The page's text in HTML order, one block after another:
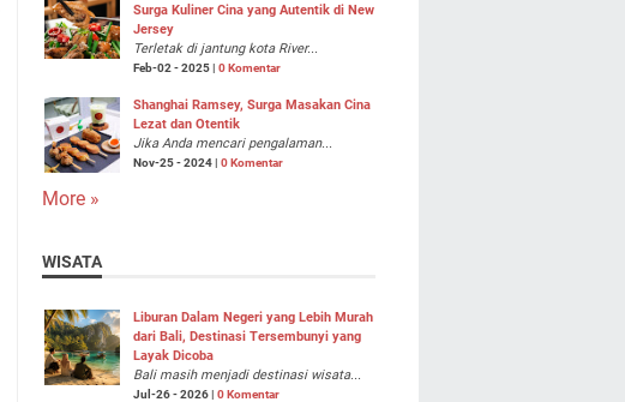
Surga Kuliner Cina yang Autentik di New
Jersey
Terletak di jantung kota River...
Feb-02 - 2025 | 0 Komentar
Shanghai Ramsey, Surga Masakan Cina
Lezat dan Otentik
Jika Anda mencari pengalaman...
Nov-25 - 2024 | 0 Komentar
More »
WISATA
Liburan Dalam Negeri yang Lebih Murah
dari Bali, Destinasi Tersembunyi yang
Layak Dicoba
Bali masih menjadi destinasi wisata...
Jul-26 - 2026 | 0 Komentar